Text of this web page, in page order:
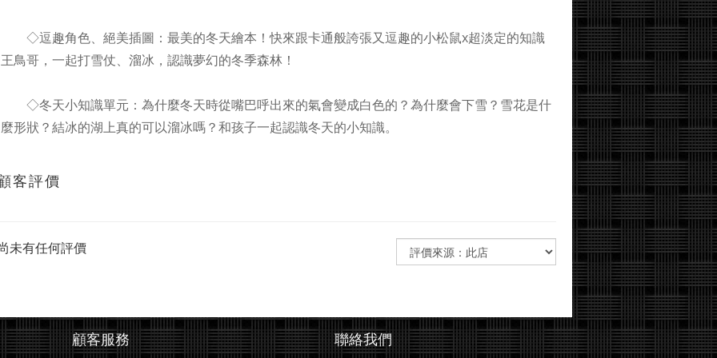
◇逗趣角色、絕美插圖：最美的冬天繪本！快來跟卡通般誇張又逗趣的小松鼠x超淡定的知識
王鳥哥，一起打雪仗、溜冰，認識夢幻的冬季森林！
◇冬天小知識單元：為什麼冬天時從嘴巴呼出來的氣會變成白色的？為什麼會下雪？雪花是什
麼形狀？結冰的湖上真的可以溜冰嗎？和孩子一起認識冬天的小知識。
客評價
未有任何評價
顧客服務 聯絡我們